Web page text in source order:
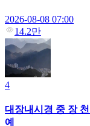
2026-08-08 07:00
14.2만
4
대장내시경 중 장
예